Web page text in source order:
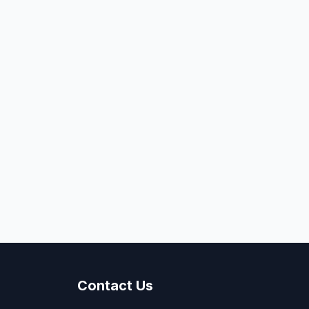
Contact Us